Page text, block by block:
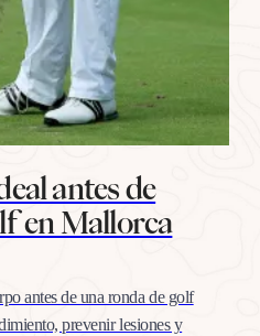
antes de
en Mallorca
antes de una ronda de golf
prevenir lesiones y